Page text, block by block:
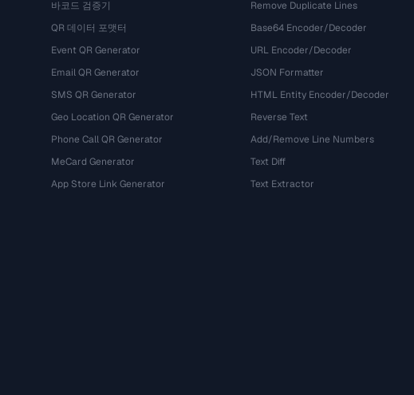
바코드 검증기
QR 데이터 포맷터
Event QR Generator
Email QR Generator
SMS QR Generator
Geo Location QR Generator
Phone Call QR Generator
MeCard Generator
App Store Link Generator
Remove Duplicate Lines
Base64 Encoder/Decoder
URL Encoder/Decoder
JSON Formatter
HTML Entity Encoder/Decoder
Reverse Text
Add/Remove Line Numbers
Text Diff
Text Extractor